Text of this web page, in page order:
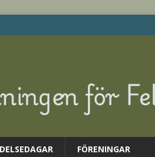
FÖRENINGAR